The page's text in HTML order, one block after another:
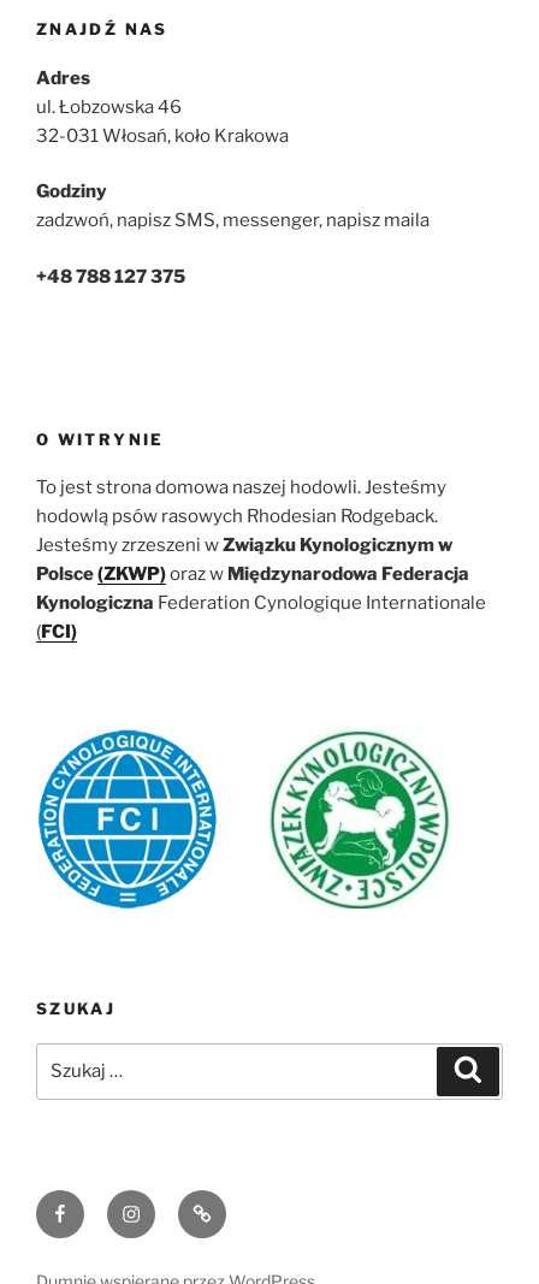
ZNAJDŹ NAS
Adres
ul. Łobzowska 46
32-031 Włosań, koło Krakowa
Godziny
zadzwoń, napisz SMS, messenger, napisz maila
+48 788 127 375
O WITRYNIE
To jest strona domowa naszej hodowli. Jesteśmy
hodowlą psów rasowych Rhodesian Rodgeback.
Jesteśmy zrzeszeni wZwiązku Kynologicznym w
Polsce(ZKWP)oraz w Międzynarodowa Federacja
Kynologiczna Federation Cynologique Internationale
(FCI)
SZUKAJ
FacebookInstagramEmail